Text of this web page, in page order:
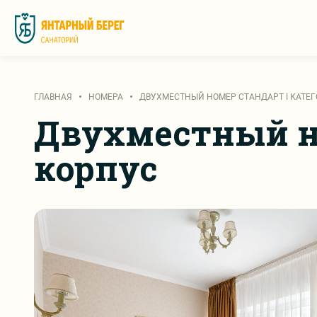
ГЛАВНАЯ НОМЕРА ДВУХМЕСТНЫЙ НОМЕР СТАНДАРТ I
Двухместный
корпус